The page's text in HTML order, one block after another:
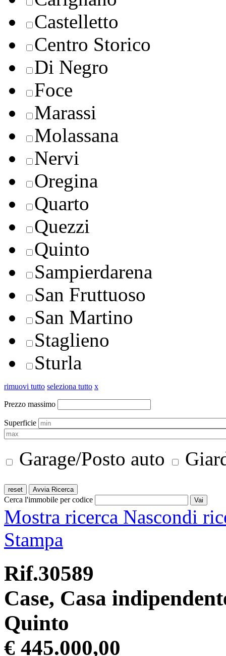
Castelletto
Centro Storico
Di Negro
Foce
Marassi
Molassana
Nervi
Oregina
Quarto
Quezzi
Quinto
Sampierdarena
San Fruttuoso
San Martino
Staglieno
Sturla
rimuovi tutto seleziona tutto x
Prezzo massimo
Superficie
Garage/Posto auto
Cerca l'immobile per codice
Mostra ricerca Nascondi
Stampa
Rif.30589
Case, Casa
Quinto
€ 445.000,00